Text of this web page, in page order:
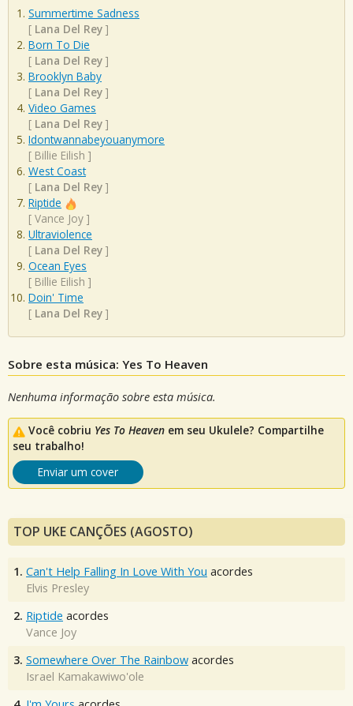
Summertime Sadness
[ Lana Del Rey ]
Born To Die
[ Lana Del Rey ]
Brooklyn Baby
[ Lana Del Rey ]
Video Games
[ Lana Del Rey ]
Idontwannabeyouanymore
[ Billie Eilish ]
West Coast
[ Lana Del Rey ]
Riptide
[ Vance Joy ]
Ultraviolence
[ Lana Del Rey ]
Ocean Eyes
[ Billie Eilish ]
Doin' Time
[ Lana Del Rey ]
Sobre esta música: Yes To Heaven
Nenhuma informação sobre esta música.
Você cobriu Yes To Heaven em seu Ukulele? Compartilhe
seu trabalho!
Enviar um cover
TOP UKE CANÇÕES (AGOSTO)
1. Can't Help Falling In Love With You acordes
Elvis Presley
2. Riptide acordes
Vance Joy
3. Somewhere Over The Rainbow acordes
Israel Kamakawiwo'ole